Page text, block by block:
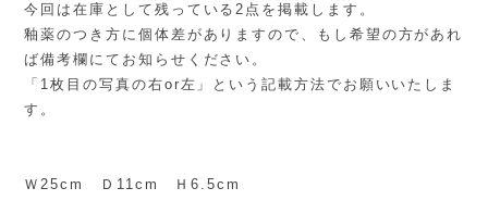
今回は在庫として残っている2点を掲載します。
釉薬のつき方に個体差がありますので、もし希望の方があれ
ば備考欄にてお知らせください。
「1枚目の写真の右or左」という記載方法でお願いいたしま
す。
Ｗ25cm Ｄ11cm Ｈ6.5cm